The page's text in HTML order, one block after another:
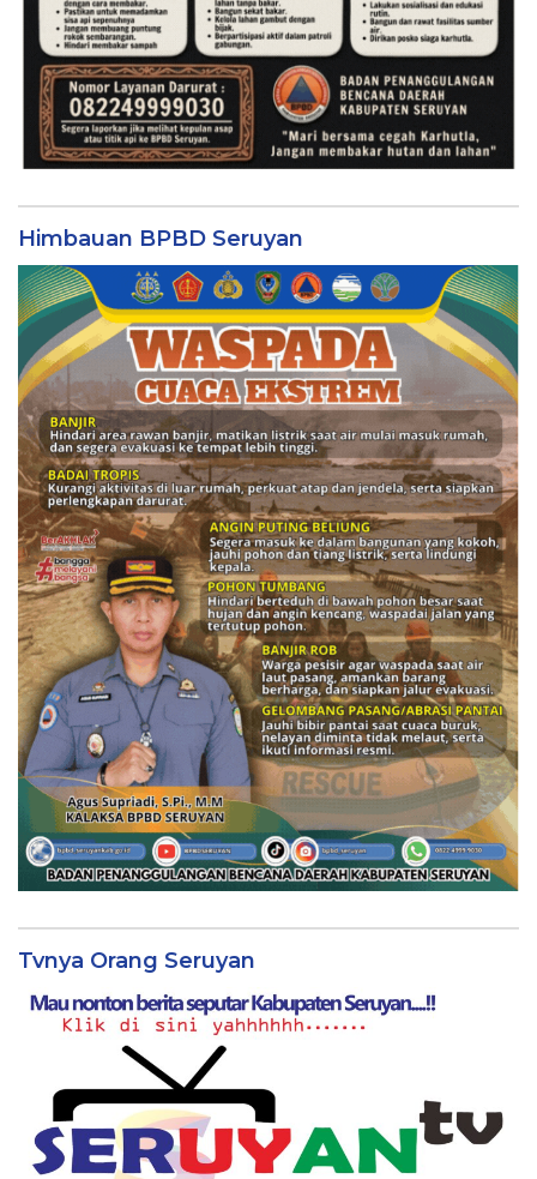
Himbauan BPBD Seruyan
Tvnya Orang Seruyan